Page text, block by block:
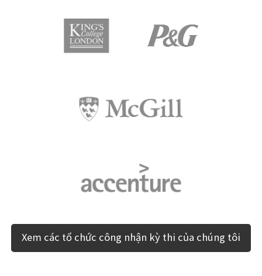
Xem các tổ chức công nhận kỳ thi của chúng tôi